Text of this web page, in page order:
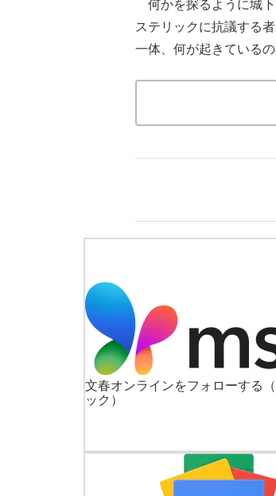
何かを探るように城下
ステリックに抗議する
一体、何が起きている
文春オンラインをフォローする
ック）